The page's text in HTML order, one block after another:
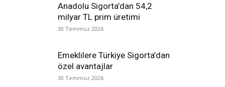
Anadolu Sigorta’dan 54,2
milyar TL prim üretimi
30 Temmuz 2026
Emeklilere Türkiye Sigorta’dan
özel avantajlar
30 Temmuz 2026